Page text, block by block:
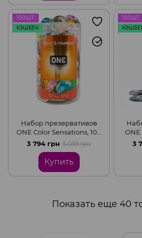
100ШТ.
КЭШБЕК
Набор презервативов
ONE Color Sensations, 100
шт, цветные, 10 цветов, со
смазкой, упаковка-тубус
3 794 грн 5 059 грн
Купить
100ШТ.
ONE
3
Показать еще 40